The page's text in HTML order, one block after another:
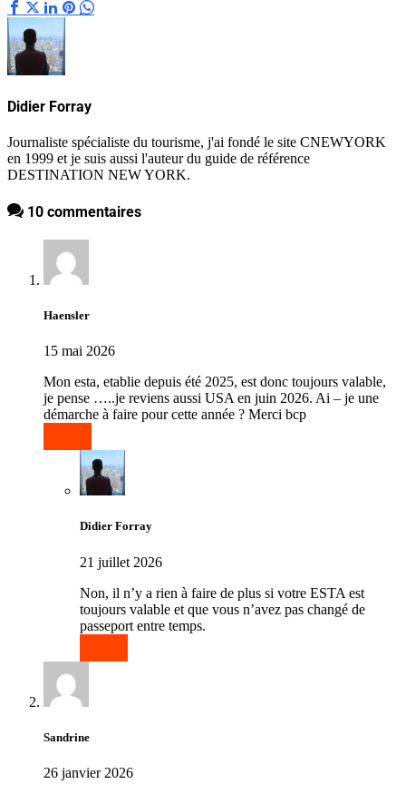
Didier Forray
Journaliste spécialiste du tourisme, j'ai fondé le site CNEWYORK
en 1999 et je suis aussi l'auteur du guide de référence
DESTINATION NEW YORK.
10 commentaires
Haensler
15 mai 2026
Mon esta, etablie depuis été 2025, est donc toujours valable,
je pense …..je reviens aussi USA en juin 2026. Ai – je une
démarche à faire pour cette année ? Merci bcp
Didier Forray
21 juillet 2026
Non, il n’y a rien à faire de plus si votre ESTA est
toujours valable et que vous n’avez pas changé de
passeport entre temps.
Sandrine
26 janvier 2026